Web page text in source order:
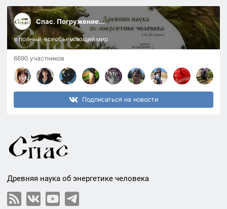
Спас. Погружение...
в полный, всеобъемлющий мир
6690 участников
Подписаться на новости
Древняя наука об энергетике человека